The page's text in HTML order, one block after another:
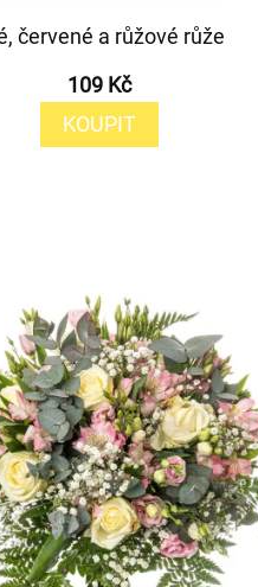
červené a růžové růže
109 Kč
KOUPIT